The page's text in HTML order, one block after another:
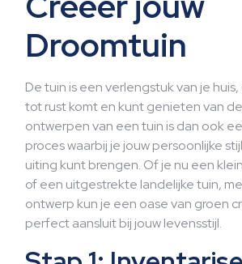
Droomtuin
De tuin is een verlengstuk van je
tot rust komt en kunt genieten van
ontwerpen van een tuin is dan ook
proces waarbij je jouw persoonlijke
uiting kunt brengen. Of je nu een
of een uitgestrekte landelijke tuin,
ontwerp kun je een oase van groen
perfect aansluit bij jouw levensstijl.